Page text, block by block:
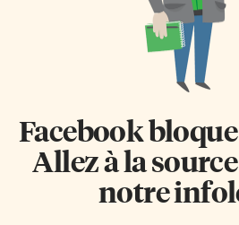
Facebook
Allez à la
notre